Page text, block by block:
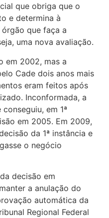
que obriga que o
e determina à
que faça a
uma nova avaliação.
em 2002, mas a
Cade dois anos mais
eram feitos após
Inconformada, a
em 1ª
em 2005. Em 2009,
da 1ª instância e
o negócio
decisão em
a anulação do
automática da
Regional Federal